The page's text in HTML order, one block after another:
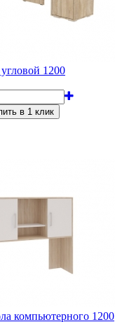
1200
компьютерного 1200